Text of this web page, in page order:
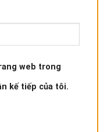
web trong
kế tiếp của tôi.